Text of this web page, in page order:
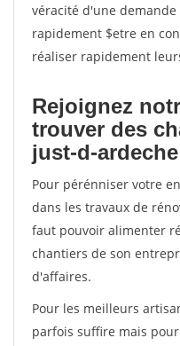
véracité d'une demande
rapidement $etre en
réaliser rapidement
Rejoignez
trouver des
just-d-ardeche
Pour pérénniser votre
dans les travaux de
faut pouvoir alimenter
chantiers de son
d'affaires.
Pour les meilleurs
parfois suffire mais